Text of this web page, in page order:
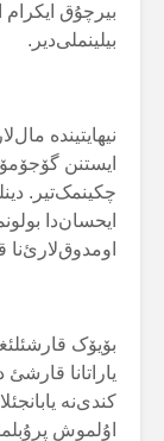
بیرچۇق
بیلینملی‌دیر.
نیهایتیندە
ایستنن
چکینمک‌تیر.
ایحسان‌دا
اومدوق‌لارئ‌نا
بۆیۆک
یاراتانا
کندی‌نە
اۇلموش